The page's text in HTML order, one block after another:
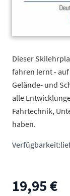
Dieser
fahren lernt -
Gelände- und
alle
Fahrtechnik,
haben.
Verfügbarkeit:
19,95 €